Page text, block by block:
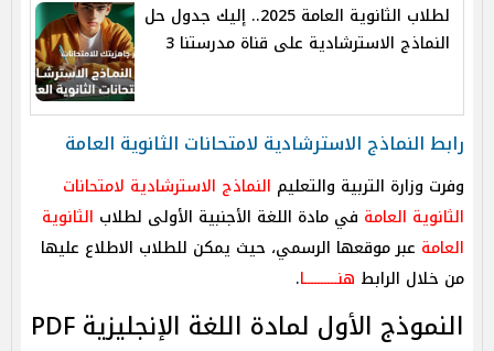
لطلاب الثانوية العامة 2025.. إليك جدول حل
النماذج الاسترشادية على قناة مدرستنا 3
رابط النماذج الاسترشادية لامتحانات الثانوية العامة
وفرت وزارة التربية والتعليم النماذج الاسترشادية لامتحانات
الثانوية العامة في مادة اللغة الأجنبية الأولى لطلاب الثانوية
العامة عبر موقعها الرسمي، حيث يمكن للطلاب الاطلاع عليها
من خلال الرابط هنــــــــــا.
النموذج الأول لمادة اللغة الإنجليزية PDF